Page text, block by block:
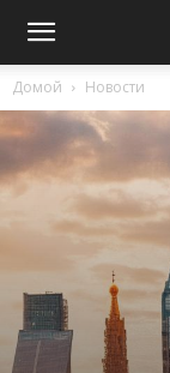
Домой Новости